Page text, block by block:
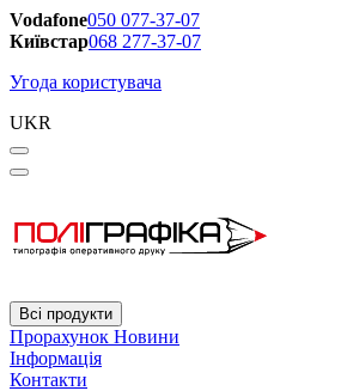
Vodafone050 077-37-07
Київстар068 277-37-07
Угода користувача
UKR
Всі продукти
Прорахунок Новини
Інформація
Контакти